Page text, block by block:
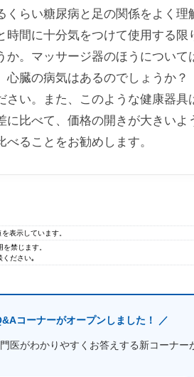
くらい糖尿病と足の関係をよく理
時間に十分気をつけて使用する限
か。マッサージ器のほうについて
心臓の病気はあるのでしょうか
さい。また、このような健康器具
に比べて、価格の開きが大きいよ
ることをお勧めします。
表示しています。
禁じます。
ださい｡
コーナーがオープンしました！ ／
医がわかりやすくお答えする新コーナー